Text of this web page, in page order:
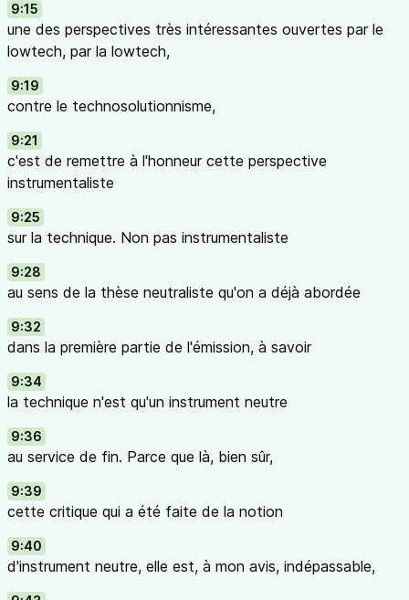
9:15
une des perspectives très intéressantes ouvertes par le
lowtech, par la lowtech,
9:19
contre le technosolutionnisme,
9:21
c'est de remettre à l'honneur cette perspective
instrumentaliste
9:25
sur la technique. Non pas instrumentaliste
9:28
au sens de la thèse neutraliste qu'on a déjà abordée
9:32
dans la première partie de l'émission, à savoir
9:34
la technique n'est qu'un instrument neutre
9:36
au service de fin. Parce que là, bien sûr,
9:39
cette critique qui a été faite de la notion
9:40
d'instrument neutre, elle est, à mon avis, indépassable,